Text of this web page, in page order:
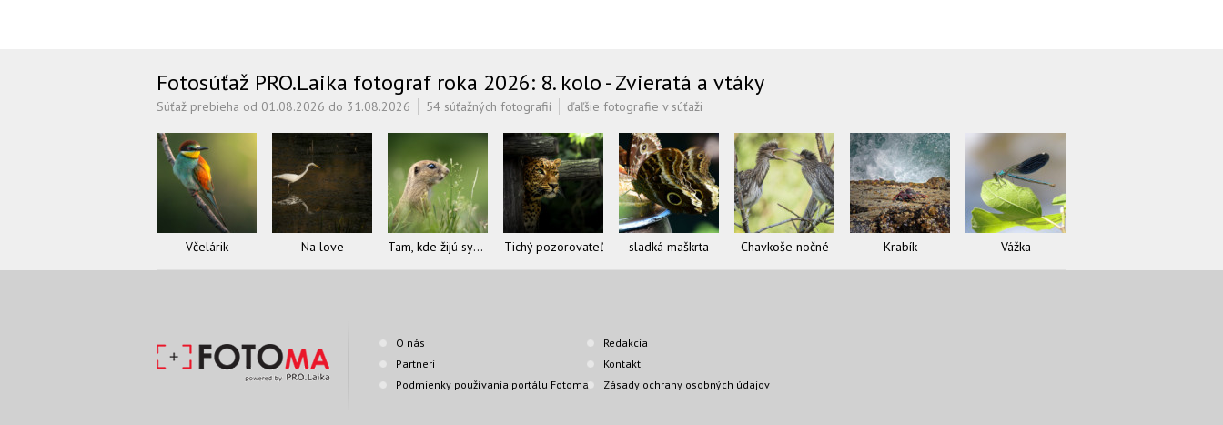
Fotosúťaž PRO.Laika fotograf roka 2026: 8. kolo - Zvieratá a vtáky
Súťaž prebieha od 01.08.2026 do 31.08.2026 54 súťažných fotografií ďaľšie fotografie v súťaži
Včelárik Na love Tam, kde žijú sysle Tichý pozorovateľ sladká maškrta Chavkoše nočné Krabík Vážka
O nás
Redakcia
Partneri
Kontakt
Podmienky používania portálu Fotoma
Zásady ochrany osobných údajov